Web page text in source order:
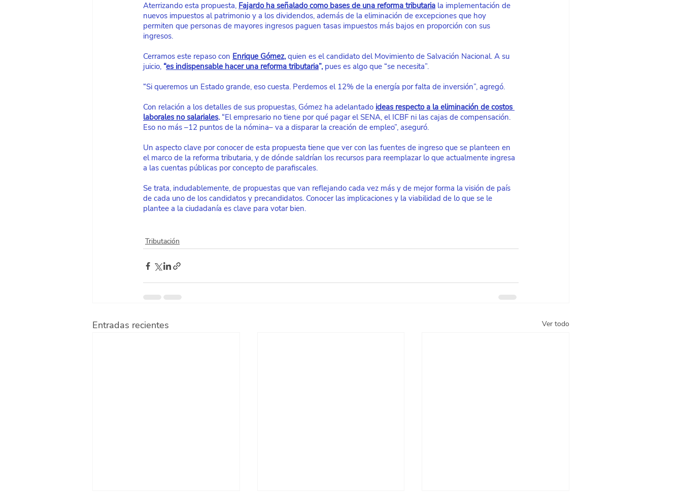
Aterrizando esta propuesta, Fajardo ha señalado como bases de una reforma tributaria la implementación de
nuevos impuestos al patrimonio y a los dividendos, además de la eliminación de excepciones que hoy
permiten que personas de mayores ingresos paguen tasas impuestos más bajos en proporción con sus
ingresos.
Cerramos este repaso con Enrique Gómez, quien es el candidato del Movimiento de Salvación Nacional. A su
juicio, “es indispensable hacer una reforma tributaria”, pues es algo que “se necesita”.
“Si queremos un Estado grande, eso cuesta. Perdemos el 12% de la energía por falta de inversión”, agregó.
Con relación a los detalles de sus propuestas, Gómez ha adelantado ideas respecto a la eliminación de costos
laborales no salariales. “El empresario no tiene por qué pagar el SENA, el ICBF ni las cajas de compensación.
Eso no más –12 puntos de la nómina– va a disparar la creación de empleo”, aseguró.
Un aspecto clave por conocer de esta propuesta tiene que ver con las fuentes de ingreso que se planteen en
el marco de la reforma tributaria, y de dónde saldrían los recursos para reemplazar lo que actualmente ingresa
a las cuentas públicas por concepto de parafiscales.
Se trata, indudablemente, de propuestas que van reflejando cada vez más y de mejor forma la visión de país
de cada uno de los candidatos y precandidatos. Conocer las implicaciones y la viabilidad de lo que se le
plantee a la ciudadanía es clave para votar bien.
Tributación
Entradas recientes Ver todo